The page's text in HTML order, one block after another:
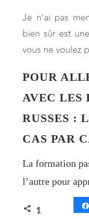
Je n’ai pas
bien sûr est
vous ne voulez
POUR
AVEC LES
RUSSES :
CAS PAR
La formation
l’autre pour
déclinaisons
1